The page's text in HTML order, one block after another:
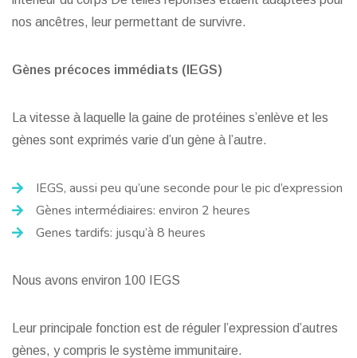
nos ancêtres, leur permettant de survivre.
Gènes précoces immédiats (IEGS)
La vitesse à laquelle la gaine de protéines s’enlève et les
gènes sont exprimés varie d’un gène à l’autre.
IEGS, aussi peu qu’une seconde pour le pic d’expression
Gènes intermédiaires: environ 2 heures
Genes tardifs: jusqu’à 8 heures
Nous avons environ 100 IEGS
Leur principale fonction est de réguler l’expression d’autres
gènes, y compris le système immunitaire.